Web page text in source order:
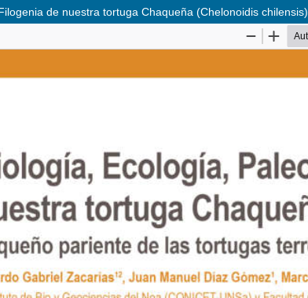
de nuestra tortuga Chaqueña (Chelonoidis chilensis)